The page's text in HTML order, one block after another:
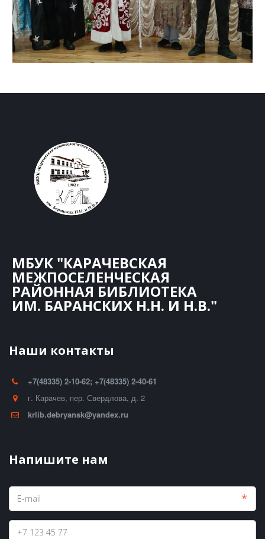
МБУК "КАРАЧЕВСКАЯ
МЕЖПОСЕЛЕНЧЕСКАЯ
РАЙОННАЯ БИБЛИОТЕКА
ИМ. БАРАНСКИХ Н.Н. И Н.В."
Наши контакты
+7(48335) 2-10-62; +7(48335) 2-40-61
г. Карачев, пер. Свердлова, д. 2
krlib.debryansk@yandex.ru
Напишите нам
*